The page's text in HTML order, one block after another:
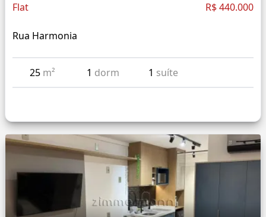
Flat R$ 440.000
Rua Harmonia
25 m² 1 dorm 1 suíte